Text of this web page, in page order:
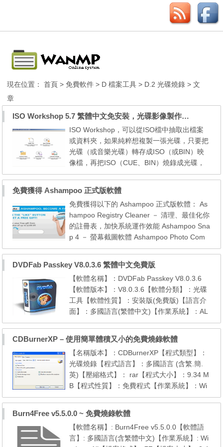
現在位置：首頁 >免費軟件 > D 檔案工具 > D.2 光碟燒錄 > 文
章
ISO Workshop 5.7 繁體中文免安裝，光碟影像製作燒錄工具
ISO Workshop，可以從ISO檔中抽取出檔案
或資料夾，如果純粹想複製一張光碟，只要把
光碟（或音樂光碟）轉存成ISO（或BIN）映
像檔，再把ISO（CUE、BIN）燒錄成光碟，
就可以完整的複製光碟；另外，可以把ISO、
O（或BIN）映像檔。 解壓密碼：wanmp 下
載→ [5.7]
免費獲得 Ashampoo 正式版軟體
免費獲得以下的 Ashampoo 正式版軟體： As
hampoo Registry Cleaner － 清理、最佳化你
的註冊表，加快系統運作效能 Ashampoo Sna
p 4 － 螢幕截圖軟體 Ashampoo Photo Com
mander 8 － 相片管理、編輯、分享 Ashamp
rning Studio 2012 － 光碟燒錄軟體 優惠活動
說明 活動網址：點這裡 （必須有 Facebook
帳號） 進入 Ashampoo 的 Facebook 粉絲專
頁，點擊 Gifts f...
DVDFab Passkey V8.0.3.6 繁體中文免費版
【軟體名稱】：DVDFab Passkey V8.0.3.6
【軟體版本】：V8.0.3.6【軟體分類】：光碟
工具【軟體性質】：安裝版(免費版)【語言介
面】：多國語言(繁體中文)【作業系統】：AL
L Window【檔案格式】：exe(安裝)【檔案大
和藍光電影的保護限制而煩惱嗎？用passkey l
ite來移除它們吧。這個解密工具是passkey fo
r dvd與passkey for blu-ray的合成版。它可以
移除某些已知...
CDBurnerXP – 使用簡單體積又小的免費燒錄軟體
【名稱版本】：CDBurnerXP【程式類型】：
光碟燒錄【程式語言】：多國語言 (含繁.簡.
英)【壓縮格式】： rar【程式大小】：9.34 M
B【程式性質】：免費程式【作業系統】：Wi
ndows【軟體介紹】： 相信很多人都使用過N
體，不過小編有些時候就想那麼簡單的將音樂
製作成CD或將ISO檔燒錄成光碟而已，這時就
可以用這套cdburnerxp 燒mp3真是快又方
Burn4Free v5.5.0.0 ~ 免費燒錄軟體
【軟體名稱】: Burn4Free v5.5.0.0【軟體語
言】: 多國語言(含繁體中文)【作業系統】: Wi